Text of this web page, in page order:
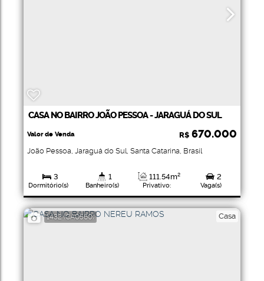
CASA NO BAIRRO JOÃO PESSOA - JARAGUÁ DO SUL
R$ 670.000
Valor de Venda
João Pessoa, Jaraguá do Sul, Santa Catarina, Brasil
3
Dormitório(s)
1
Banheiro(s) Privativo:
111 .54m²
343.00m²
2
Vaga(s)
343.00m²
1432 (CA0560) Casa